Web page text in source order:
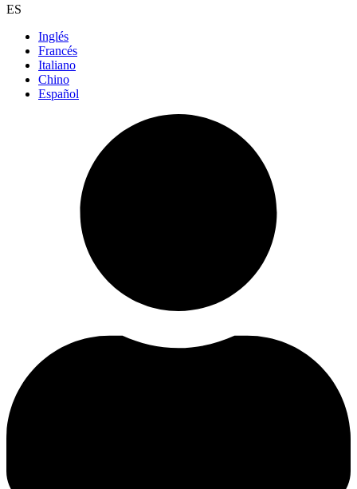
ES
Inglés
Francés
Italiano
Chino
Español